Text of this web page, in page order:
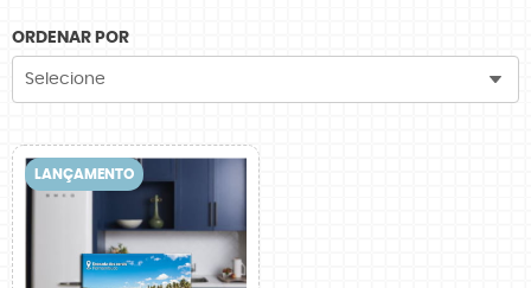
ORDENAR POR
Selecione
LANÇAMENTO